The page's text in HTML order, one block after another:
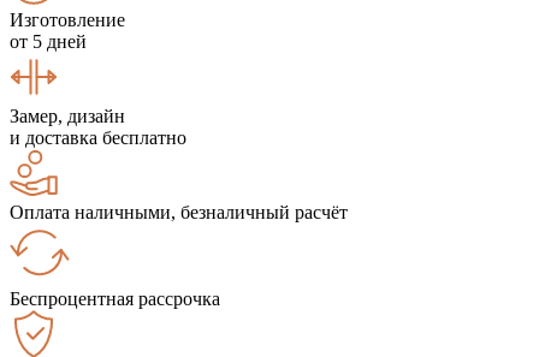
Изготовление
от 5 дней
Замер, дизайн
и доставка бесплатно
Оплата наличными, безналичный расчёт
Беспроцентная рассрочка